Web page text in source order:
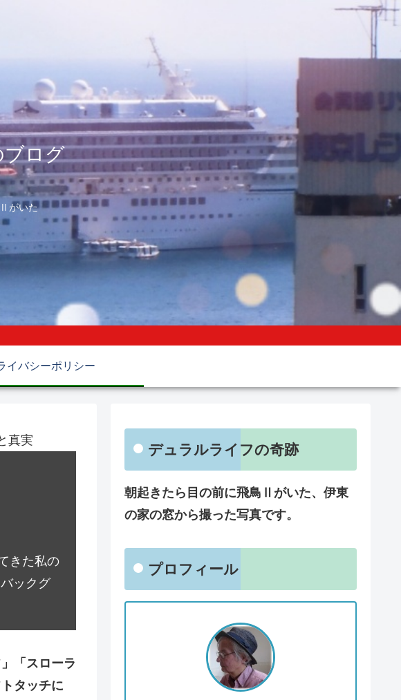
ブログ
Ⅱがいた
イバシーポリシー
真実
きた私の
ックグ
「スローラ
タッチに
デュラルライフの奇跡
朝起きたら目の前に飛鳥Ⅱがいた、伊東
の家の窓から撮った写真です。
プロフィール